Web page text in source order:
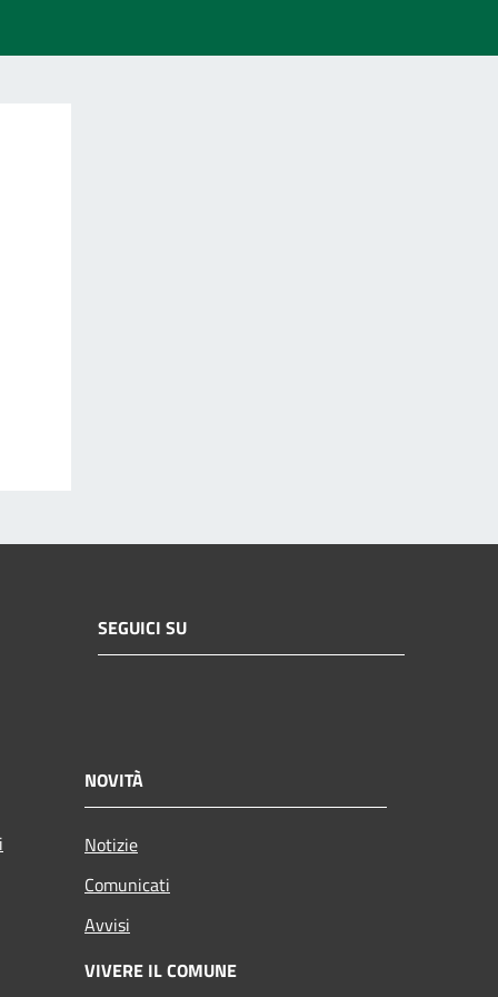
SEGUICI SU
NOVITÀ
Notizie
Comunicati
Avvisi
VIVERE IL COMUNE